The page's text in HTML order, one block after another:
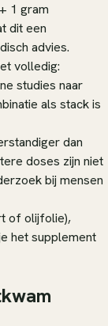
1 gram
dit een
advies.
volledig:
studies naar
als stack is
dan
doses zijn niet
bij mensen
of olijfolie),
het supplement